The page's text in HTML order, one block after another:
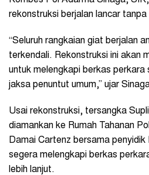
rekonstruksi berjalan lancar
“Seluruh rangkaian giat berjalan
terkendali. Rekonstruksi ini akan
untuk melengkapi berkas perkara
jaksa penuntut umum,” ujar
Usai rekonstruksi, tersangka
diamankan ke Rumah Tahanan
Damai Cartenz bersama penyidik
segera melengkapi berkas
lebih lanjut.